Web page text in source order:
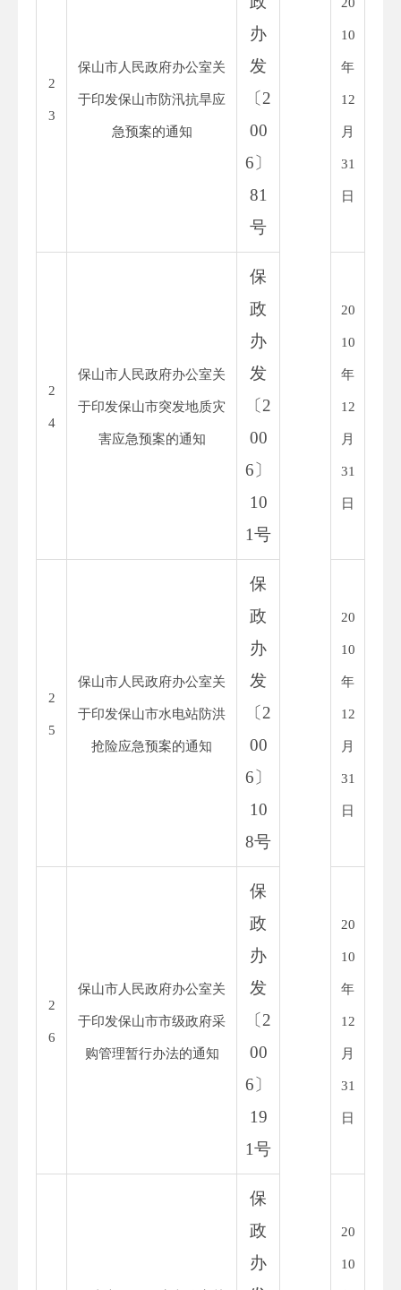
2
3
保山市人民政府办公室关
于印发保山市防汛抗旱应
急预案的通知
办
发
〔 2
00
6 〕
81
号
10
年
12
月
31
日
2
4
保山市人民政府办公室关
于印发保山市突发地质灾
害应急预案的通知
保
政
办
发
〔 2
00
6 〕
10
1号
20
10
年
12
月
31
日
2
5
保山市人民政府办公室关
于印发保山市水电站防洪
抢险应急预案的通知
保
政
办
发
〔 2
00
6 〕
10
8号
20
10
年
12
月
31
日
2
6
保山市人民政府办公室关
于印发保山市市级政府采
购管理暂行办法的通知
保
政
办
发
〔 2
00
6 〕
19
1号
20
10
年
12
月
31
日
保
政
办
20
10